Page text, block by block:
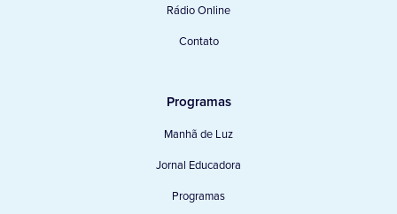
Rádio Online
Contato
Programas
Manhã de Luz
Jornal Educadora
Programas